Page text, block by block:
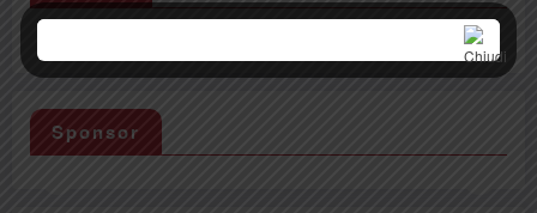
Sponsor